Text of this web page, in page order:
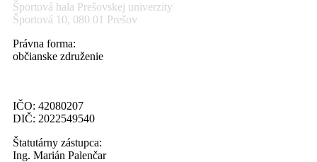
Športová hala Prešovskej univerzity
Športová 10, 080 01 Prešov
Právna forma:
občianske združenie
IČO: 42080207
DIČ: 2022549540
Štatutárny zástupca:
Ing. Marián Palenčar